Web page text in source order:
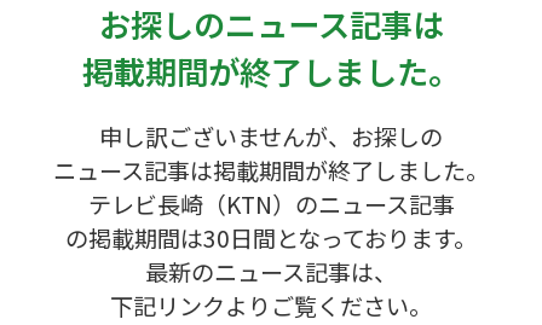
お探しのニュース記事は
掲載期間が終了しました。
申し訳ございませんが、お探しの
ニュース記事は掲載期間が終了しました。
テレビ長崎（KTN）のニュース記事
の掲載期間は30日間となっております。
最新のニュース記事は、
下記リンクよりご覧ください。